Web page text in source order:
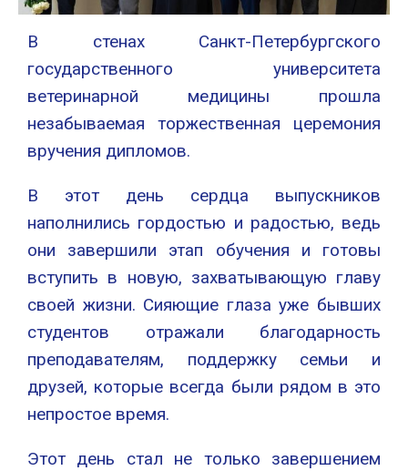
В стенах Санкт-Петербургского
государственного университета
ветеринарной медицины прошла
незабываемая торжественная церемония
вручения дипломов.
В этот день сердца выпускников
наполнились гордостью и радостью, ведь
они завершили этап обучения и готовы
вступить в новую, захватывающую главу
своей жизни. Сияющие глаза уже бывших
студентов отражали благодарность
преподавателям, поддержку семьи и
друзей, которые всегда были рядом в это
непростое время.
Этот день стал не только завершением